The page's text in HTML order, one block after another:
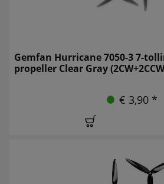
Gemfan Hurricane 7050-3 7-
propeller Clear Gray
€ 3,90 *